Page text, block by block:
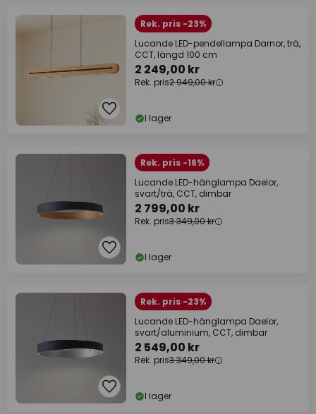
Rek. pris -23%
Lucande LED-pendellampa Darnor, trä,
CCT, längd 100 cm
2 249,00 kr
Rek. pris2 949,00 kr
I lager
Rek. pris -16%
Lucande LED-hänglampa Daelor,
svart/trä, CCT, dimbar
2 799,00 kr
Rek. pris3 349,00 kr
I lager
Rek. pris -23%
Lucande LED-hänglampa Daelor,
svart/aluminium, CCT, dimbar
2 549,00 kr
Rek. pris3 349,00 kr
I lager